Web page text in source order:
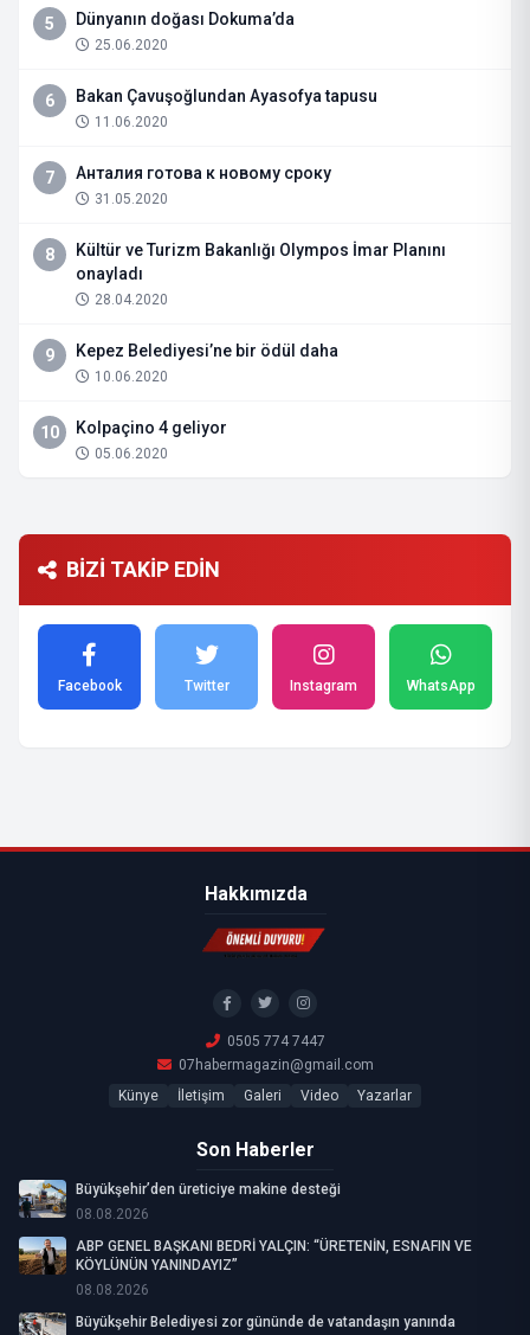
5 Dünyanın doğası Dokuma’da
25.06.2020
6 Bakan Çavuşoğlundan Ayasofya tapusu
11.06.2020
7 Анталия готова к новому сроку
31.05.2020
8
Kültür ve Turizm Bakanlığı Olympos İmar Planını
onayladı
28.04.2020
9 Kepez Belediyesi’ne bir ödül daha
10.06.2020
10 Kolpaçino 4 geliyor
05.06.2020
BİZİ TAKİP EDİN
Facebook Twitter Instagram WhatsApp
Hakkımızda
0505 774 7447
07habermagazin@gmail.com
Künye
İletişim Galeri Video Yazarlar
Son Haberler
Büyükşehir’den üreticiye makine desteği
08.08.2026
ABP GENEL BAŞKANI BEDRİ YALÇIN: “ÜRETENİN, ESNAFIN VE
KÖYLÜNÜN YANINDAYIZ”
08.08.2026
Büyükşehir Belediyesi zor gününde de vatandaşın yanında